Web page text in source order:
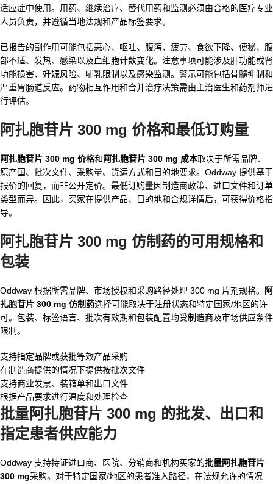
适应症中使用。用药、继续治疗、替代用药和监测必须由合格的医疗专业
人员负责，并遵循当地法规和产品标签要求。
已报告的副作用可能包括恶心、呕吐、腹泻、疲劳、食欲下降、便秘、腹
部不适、发热、感染以及血细胞计数变化。注意事项可能涉及肝功能或肾
功能损害、妊娠风险、哺乳限制以及感染监测。警示可能包括骨髓抑制和
严重胃肠道反应。药物相互作用和合并治疗决策需由主治医生和药剂师进
行评估。
阿扎胞苷片 300 mg 价格和最低订购量
阿扎胞苷片 300 mg 价格和阿扎胞苷片 300 mg 成本取决于所需品牌、
原产国、批次文件、采购量、货运方式和目的地要求。Oddway 提供基于
报价的回复，而非公开定价。最低订购量因制造商政策、进口文件和订单
类型而异。因此，买家在提供产品、目的地和合规详情后，可获得价格指
导。
阿扎胞苷片 300 mg 仿制药的可用规格和
包装
Oddway 根据所需品牌、市场授权和采购路径处理 300 mg 片剂规格。
阿
扎胞苷片 300 mg 仿制药选择可能取决于注册状态和特定国家/地区的许
可。包装、标签语言、批次有效期和包装配置均受制造商及市场供应条件
限制。
支持指定品牌或获批等效产品采购
在制造商提供的情况下提供按批次文件
支持商业发票、装箱单和出口文件
根据产品要求进行温度和处理检查
批量阿扎胞苷片 300 mg 的批发、出口和
指定患者供应能力
Oddway 支持持证进口商、医院、分销商和机构买家的批量阿扎胞苷片
300 mg采购。对于特定国家/地区的患者准入路径，在法规允许的情况